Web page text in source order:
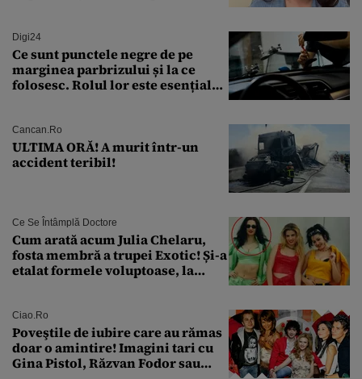
Digi24
Ce sunt punctele negre de pe
marginea parbrizului și la ce
folosesc. Rolul lor este esențial
Cancan.ro
ULTIMA ORĂ! A murit într-un
accident teribil!
Ce Se Întâmplă Doctore
Cum arată acum Julia Chelaru,
fosta membră a trupei Exotic! Și-a
etalat formele voluptoase, la
Ciao.ro
Poveştile de iubire care au rămas
doar o amintire! Imagini tari cu
Gina Pistol, Răzvan Fodor sau